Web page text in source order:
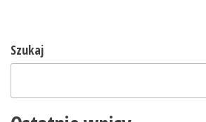
Szukaj